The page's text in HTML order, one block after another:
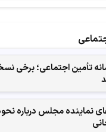
تأمین اجتماعی؛ برخی
نماینده مجلس درباره